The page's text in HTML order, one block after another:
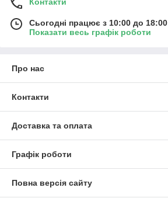
Сьогодні працює з 10:00 до 18:00
Показати весь графік роботи
Про нас
Контакти
Доставка та оплата
Графік роботи
Повна версія сайту